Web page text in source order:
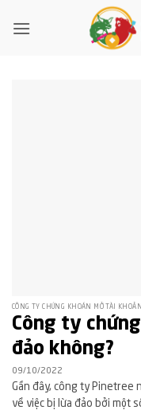
qua
CÔNG TY CHỨNG KHOÁN MỞ TÀI
Công ty
đảo không?
09/10/2022
Gần đây, công ty Pinetree
về việc bị lừa đảo bởi một